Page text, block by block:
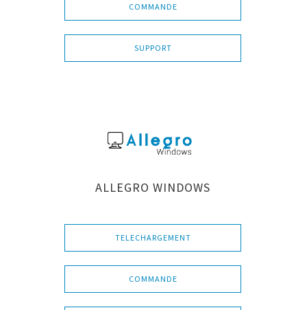
COMMANDE
SUPPORT
ALLEGRO WINDOWS
TELECHARGEMENT
COMMANDE